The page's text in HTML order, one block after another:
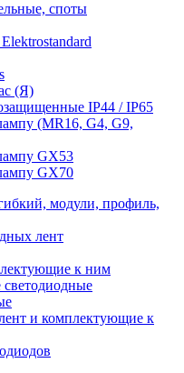
споты
(Я)
IP44 / IP65
(MR16, G4, G9,
GX53
GX70
модули, профиль,
лент
к ним
и комплектующие к